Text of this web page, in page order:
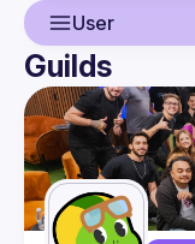
User
User
Events
Guilds
Guilds